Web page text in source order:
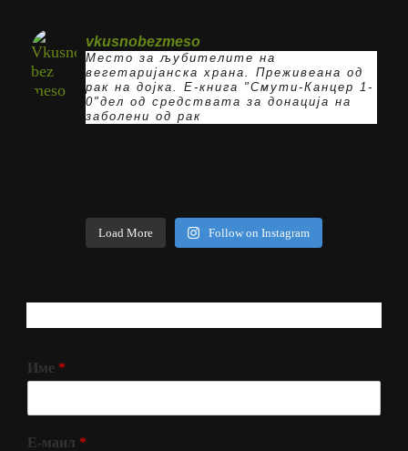
vkusnobezmeso
Место за љубителите на
вегетаријанска храна. Преживеана од
рак на дојка.
E-книга "Смути-Канцер 1-
0"дел од средствата за донација на
заболени од рак
Load More Follow on Instagram
Име *
Е-маил *